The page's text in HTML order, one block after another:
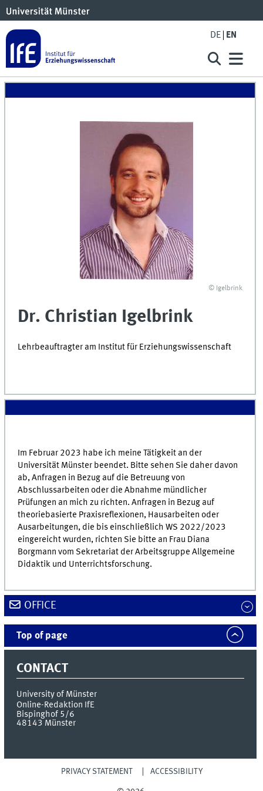
DE EN
© Igelbrink
Dr. Christian Igelbrink
Lehrbeauftragter am Institut für Erziehungswissenschaft
Im Februar 2023 habe ich meine Tätigkeit an der
Universität Münster beendet. Bitte sehen Sie daher davon
ab, Anfragen in Bezug auf die Betreuung von
Abschlussarbeiten oder die Abnahme mündlicher
Prüfungen an mich zu richten. Anfragen in Bezug auf
theoriebasierte Praxisreflexionen, Hausarbeiten oder
Ausarbeitungen, die bis einschließlich WS 2022/2023
eingereicht wurden, richten Sie bitte an Frau Diana
Borgmann vom Sekretariat der Arbeitsgruppe Allgemeine
Didaktik und Unterrichtsforschung.
OFFICE
Top of page
CONTACT
University of Münster
Online-Redaktion IfE
Bispinghof 5/6
48143 Münster
PRIVACY STATEMENT ACCESSIBILITY